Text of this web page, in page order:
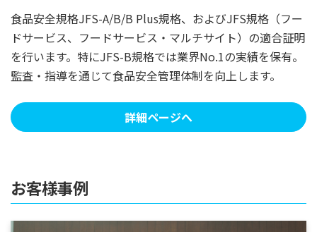
食品安全規格JFS-A/B/B Plus規格、およびJFS規格（フー
ドサービス、フードサービス・マルチサイト）の適合証明
を行います。特にJFS-B規格では業界No.1の実績を保有。
監査・指導を通じて食品安全管理体制を向上します。
詳細ページへ
お客様事例